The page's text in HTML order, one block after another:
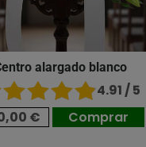
alargado blanco
4.91 / 5
€
Comprar